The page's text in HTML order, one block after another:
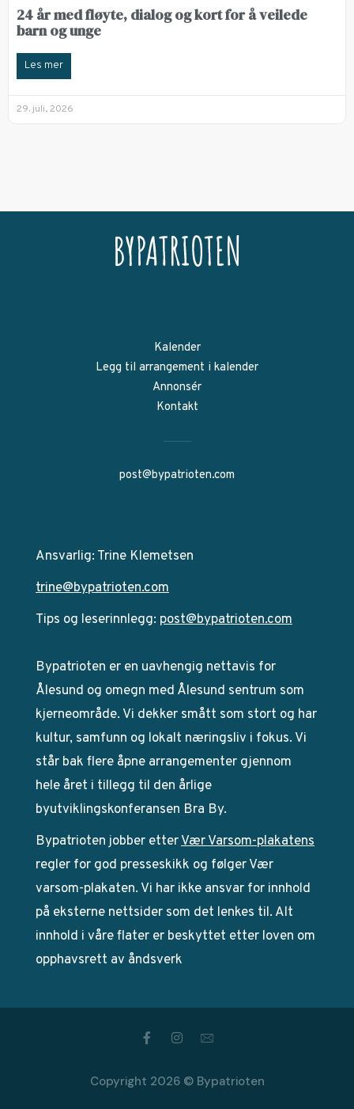
24 år med fløyte, dialog og kort for å veilede
barn og unge
Les mer
29. juli, 2026
Kalender
Legg til arrangement i kalender
Annonsér
Kontakt
post@bypatrioten.com
Ansvarlig: Trine Klemetsen
trine@bypatrioten.com
Tips og leserinnlegg: post@bypatrioten.com
Bypatrioten er en uavhengig nettavis for
Ålesund og omegn med Ålesund sentrum som
kjerneområde. Vi dekker smått som stort og har
kultur, samfunn og lokalt næringsliv i fokus. Vi
står bak flere åpne arrangementer gjennom
hele året i tillegg til den årlige
byutviklingskonferansen Bra By.
Bypatrioten jobber etterVær Varsom-plakatens
regler for god presseskikk og følger Vær
varsom-plakaten. Vi har ikke ansvar for innhold
på eksterne nettsider som det lenkes til. Alt
innhold i våre flater er beskyttet etter loven om
opphavsrett av åndsverk
Copyright 2026 © Bypatrioten